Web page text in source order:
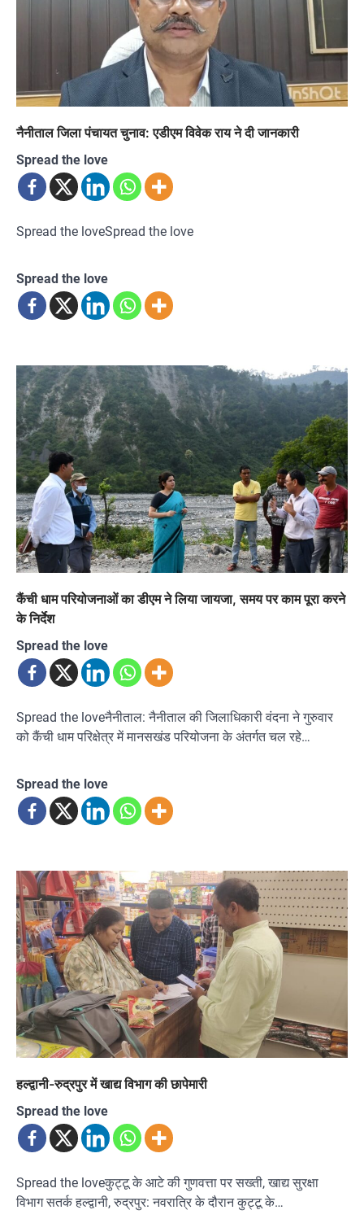
नैनीताल जिला पंचायत चुनाव: एडीएम विवेक राय ने दी जानकारी
Spread the love
Spread the loveSpread the love
Spread the love
कैंची धाम परियोजनाओं का डीएम ने लिया जायजा, समय पर काम पूरा करने
के निर्देश
Spread the love
Spread the loveनैनीताल: नैनीताल की जिलाधिकारी वंदना ने गुरुवार
को कैंची धाम परिक्षेत्र में मानसखंड परियोजना के अंतर्गत चल रहे…
Spread the love
हल्द्वानी-रुद्रपुर में खाद्य विभाग की छापेमारी
Spread the love
Spread the loveकुट्टू के आटे की गुणवत्ता पर सख्ती, खाद्य सुरक्षा
विभाग सतर्क हल्द्वानी, रुद्रपुर: नवरात्रि के दौरान कुट्टू के…